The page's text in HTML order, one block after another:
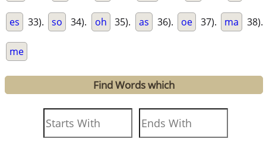
es 33). so 34). oh 35). as 36). oe 37). ma 38).
me
Find Words which